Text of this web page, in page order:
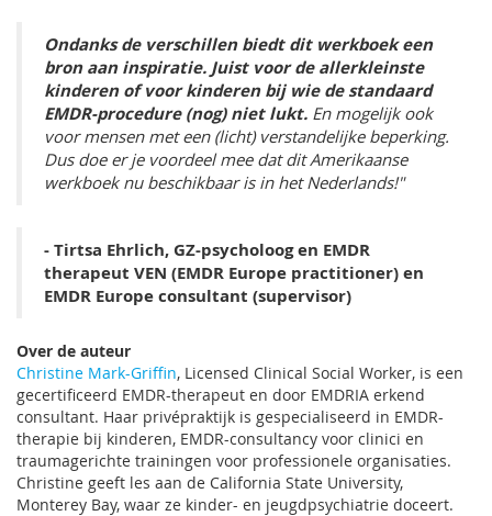
Ondanks de verschillen biedt dit werkboek een
bron aan inspiratie. Juist voor de allerkleinste
kinderen of voor kinderen bij wie de standaard
EMDR-procedure (nog) niet lukt. En mogelijk ook
voor mensen met een (licht) verstandelijke beperking.
Dus doe er je voordeel mee dat dit Amerikaanse
werkboek nu beschikbaar is in het Nederlands!"
- Tirtsa Ehrlich, GZ-psycholoog en EMDR
therapeut VEN (EMDR Europe practitioner) en
EMDR Europe consultant (supervisor)
Over de auteur
Christine Mark-Griffin, Licensed Clinical Social Worker, is een
gecertificeerd EMDR-therapeut en door EMDRIA erkend
consultant. Haar privépraktijk is gespecialiseerd in EMDR-
therapie bij kinderen, EMDR-consultancy voor clinici en
traumagerichte trainingen voor professionele organisaties.
Christine geeft les aan de California State University,
Monterey Bay, waar ze kinder- en jeugdpsychiatrie doceert.